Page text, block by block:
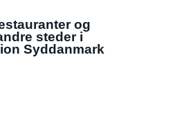
og
steder i
Syddanmark